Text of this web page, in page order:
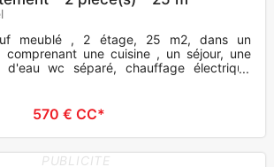
meublé , 2 étage, 25 m2, dans un
comprenant une cuisine , un séjour, une
wc séparé, chauffage électrique
570 € CC*
PUBLICITE